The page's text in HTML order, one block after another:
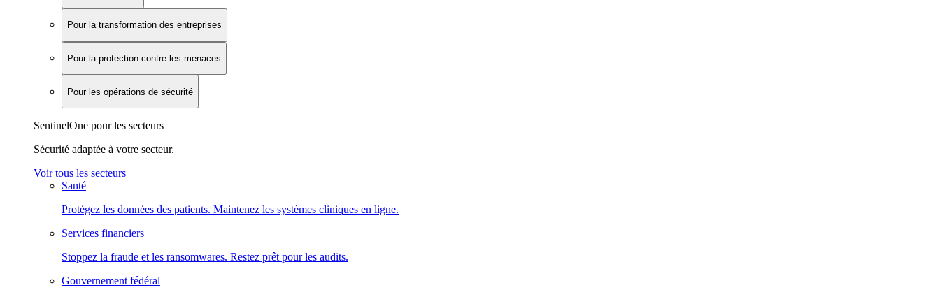
Pour la transformation des entreprises
Pour la protection contre les menaces
Pour les opérations de sécurité
SentinelOne pour les secteurs
Sécurité adaptée à votre secteur.
Voir tous les secteurs
Santé
Protégez les données des patients. Maintenez les systèmes cliniques en ligne.
Services financiers
Stoppez la fraude et les ransomwares. Restez prêt pour les audits.
Gouvernement fédéral